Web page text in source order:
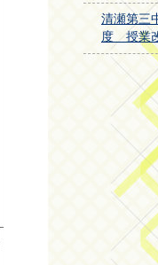
清瀬第三
度 授業